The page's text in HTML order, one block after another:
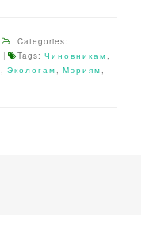
Categories:
| Tags: Чиновникам ,
, Экологам , Мэриям ,